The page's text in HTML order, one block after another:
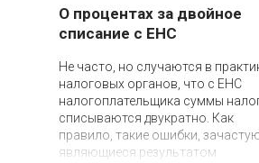
О процентах за двойное
списание с ЕНС
Не часто, но случаются в
налоговых органов, что с ЕНС
налогоплательщика суммы
списываются двукратно. Как
правило, такие ошибки,
являющиеся результатом